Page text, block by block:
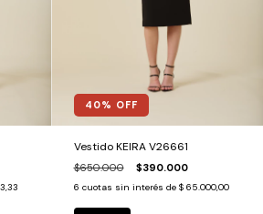
40% OFF
Vestido KEIRA V26661
$650.000 $390.000
6 cuotas sin interés de $ 65.000,00